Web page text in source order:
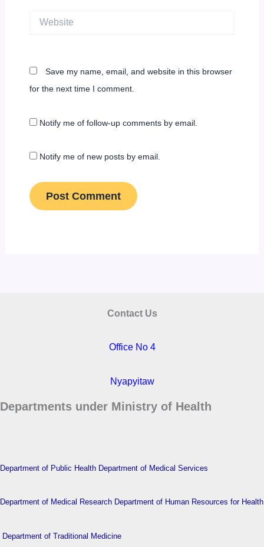
Save my name, email, and website in this browser
for the next time I comment.
Notify me of follow-up comments by email.
Notify me of new posts by email.
Contact Us
Office No 4
Nyapyitaw
Departments under Ministry of Health
Department of Public Health Department of Medical Services
Department of Medical Research Department of Human Resources for Health
Department of Traditional Medicine